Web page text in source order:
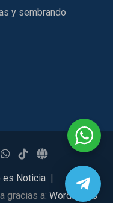
y sembrando
es Noticia
gracias a: WordPress